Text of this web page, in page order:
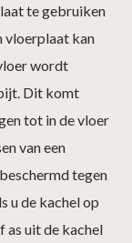
te gebruiken
vloerplaat kan
wordt
Dit komt
tot in de vloer
van een
tegen
u de kachel op
as uit de kachel